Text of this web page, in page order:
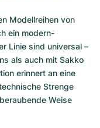
Modellreihen von
ein modern-
Linie sind universal –
als auch mit Sakko
erinnert an eine
Strenge
Weise